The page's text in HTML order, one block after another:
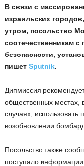
В связи с
израильских
утром, посольство
соотечественникам
безопасности,
пишет Sputnik.
Дипмиссия
общественных местах,
случаях, использовать
возобновлении
Посольство также
поступало информации